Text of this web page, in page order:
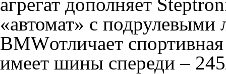
«автомат» с
BMWотличает
имеет шины спереди –